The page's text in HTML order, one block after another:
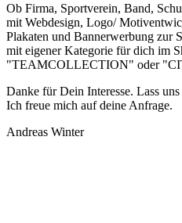
Ob Firma, Sportverein, Band,
mit Webdesign, Logo/
Plakaten und Bannerwerbung zur
mit eigener Kategorie für dich im
"TEAMCOLLECTION" oder
Danke für Dein Interesse. Lass
Ich freue mich auf deine Anfrage.
Andreas Winter